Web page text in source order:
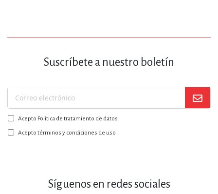
Suscríbete a nuestro boletín
Suscríbase
a
nuestro
boletín:
Acepto Política de tratamiento de datos
Acepto términos y condiciones de uso
Síguenos en redes sociales